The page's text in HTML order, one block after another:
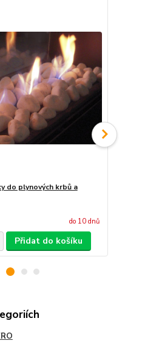
do plynových krbů a
do 10 dnů
Přidat do košíku